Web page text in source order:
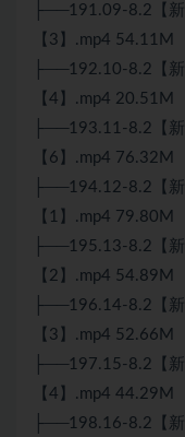
├──191.09-8.2【
【3】.mp4 54.11M
├──192.10-8.2【
【4】.mp4 20.51M
├──193.11-8.2【
【6】.mp4 76.32M
├──194.12-8.2【新
【1】.mp4 79.80M
├──195.13-8.2【新
【2】.mp4 54.89M
├──196.14-8.2【新
【3】.mp4 52.66M
├──197.15-8.2【新
【4】.mp4 44.29M
├──198.16-8.2【新